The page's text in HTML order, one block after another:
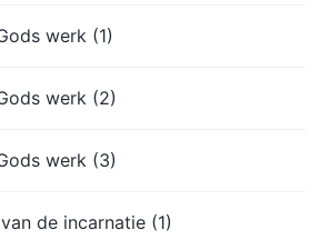
werk (1)
werk (2)
werk (3)
de incarnatie (1)